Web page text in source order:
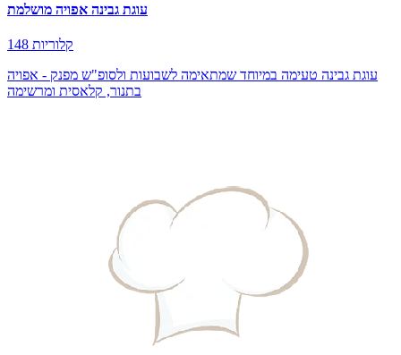
עוגת גבינה אפויה מושלמת
148 קלוריות
עוגת גבינה טעימה במיוחד שמתאימה לשבועות ולסופ"ש מפנק - אפויה
בתנור, קלאסית ומרשימה